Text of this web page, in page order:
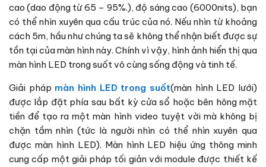
cao (dao động từ 65 – 95%.), độ sáng cao (6000nits), bạn
có thể nhìn xuyên qua cấu trúc của nó. Nếu nhìn từ khoảng
cách 5m, hầu như chúng ta sẽ không thể nhận biết được sự
tồn tại của màn hình này. Chính vì vậy, hình ảnh hiển thị qua
màn hình LED trong suốt vô cùng sống động và tinh tế.
Giải pháp màn hình LED trong suốt(màn hình LED lưới)
được lắp đặt phía sau bất kỳ cửa sổ hoặc bên hông mặt
tiền để tạo ra một màn hình video tuyệt vời mà không bị
chặn tầm nhìn (tức là người nhìn có thể nhìn xuyên qua
được màn hình LED). Màn hình LED hiệu ứng thông minh
cung cấp một giải pháp tối giản với module được thiết kế